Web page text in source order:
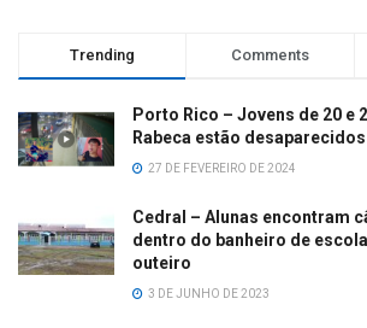
Trending Comments
Porto Rico – Jovens de 20 e
Rabeca estão desaparecidos
27 DE FEVEREIRO DE 2024
Cedral – Alunas encontram
dentro do banheiro de
outeiro
3 DE JUNHO DE 2023